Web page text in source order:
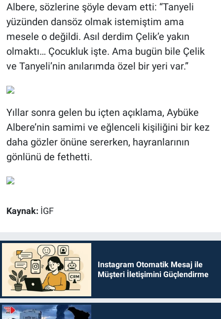
Albere, sözlerine şöyle devam etti: “Tanyeli
yüzünden dansöz olmak istemiştim ama
mesele o değildi. Asıl derdim Çelik’e yakın
olmaktı… Çocukluk işte. Ama bugün bile Çelik
ve Tanyeli’nin anılarımda özel bir yeri var.”
Yıllar sonra gelen bu içten açıklama, Aybüke
Albere’nin samimi ve eğlenceli kişiliğini bir kez
daha gözler önüne sererken, hayranlarının
gönlünü de fethetti.
Kaynak: İGF
Instagram Otomatik Mesaj ile
Müşteri İletişimini Güçlendirme